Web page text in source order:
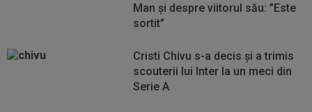
Man și despre viitorul său: ”Este
sortit”
Cristi Chivu s-a decis și a trimis
scouterii lui Inter la un meci din
Serie A